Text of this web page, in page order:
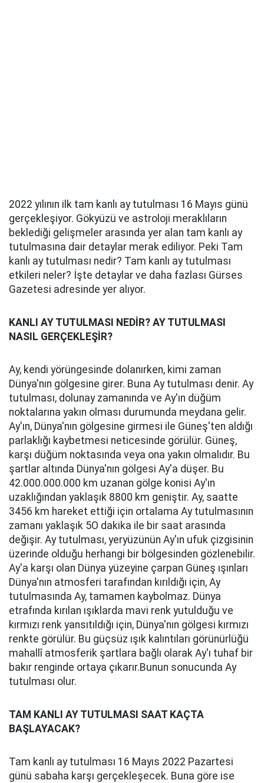
2022 yılının ilk tam kanlı ay tutulması 16 Mayıs günü
gerçekleşiyor. Gökyüzü ve astroloji meraklıların
beklediği gelişmeler arasında yer alan tam kanlı ay
tutulmasına dair detaylar merak ediliyor. Peki Tam
kanlı ay tutulması nedir? Tam kanlı ay tutulması
etkileri neler? İşte detaylar ve daha fazlası Gürses
Gazetesi adresinde yer alıyor.
KANLI AY TUTULMASI NEDİR? AY TUTULMASI
NASIL GERÇEKLEŞİR?
Ay, kendi yörüngesinde dolanırken, kimi zaman
Dünya'nın gölgesine girer. Buna Ay tutulması denir. Ay
tutulması, dolunay zamanında ve Ay'ın düğüm
noktalarına yakın olması durumunda meydana gelir.
Ay'ın, Dünya'nın gölgesine girmesi ile Güneş'ten aldığı
parlaklığı kaybetmesi neticesinde görülür. Güneş,
karşı düğüm noktasında veya ona yakın olmalıdır. Bu
şartlar altında Dünya'nın gölgesi Ay'a düşer. Bu
42.000.000.000 km uzanan gölge konisi Ay'ın
uzaklığından yaklaşık 8800 km geniştir. Ay, saatte
3456 km hareket ettiği için ortalama Ay tutulmasının
zamanı yaklaşık 5O dakika ile bir saat arasında
değişir. Ay tutulması, yeryüzünün Ay'ın ufuk çizgisinin
üzerinde olduğu herhangi bir bölgesinden gözlenebilir.
Ay'a karşı olan Dünya yüzeyine çarpan Güneş ışınları
Dünya'nın atmosferi tarafından kırıldığı için, Ay
tutulmasında Ay, tamamen kaybolmaz. Dünya
etrafında kırılan ışıklarda mavi renk yutulduğu ve
kırmızı renk yansıtıldığı için, Dünya'nın gölgesi kırmızı
renkte görülür. Bu güçsüz ışık kalıntıları görünürlüğü
mahallî atmosferik şartlara bağlı olarak Ay'ı tuhaf bir
bakır renginde ortaya çıkarır.Bunun sonucunda Ay
tutulması olur.
TAM KANLI AY TUTULMASI SAAT KAÇTA
BAŞLAYACAK?
Tam kanlı ay tutulması 16 Mayıs 2022 Pazartesi
günü sabaha karşı gerçekleşecek. Buna göre ise